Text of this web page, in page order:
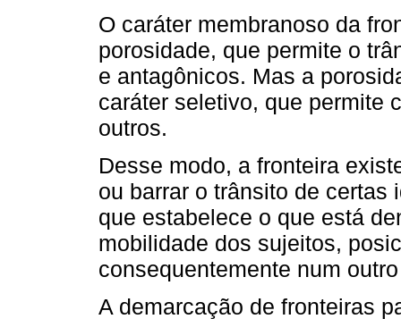
O caráter membranoso da
porosidade, que permite o
e antagônicos. Mas a
caráter seletivo, que permite
outros.
Desse modo, a fronteira
ou barrar o trânsito de
que estabelece o que está
mobilidade dos sujeitos,
consequentemente num
A demarcação de fronteiras